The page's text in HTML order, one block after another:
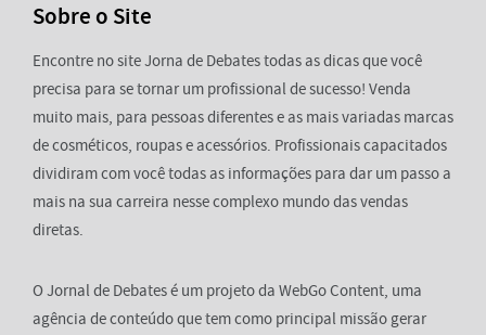
Sobre o Site
Encontre no site Jorna de Debates todas as dicas que você
precisa para se tornar um profissional de sucesso! Venda
muito mais, para pessoas diferentes e as mais variadas marcas
de cosméticos, roupas e acessórios. Profissionais capacitados
dividiram com você todas as informações para dar um passo a
mais na sua carreira nesse complexo mundo das vendas
diretas.
O Jornal de Debates é um projeto da WebGo Content, uma
agência de conteúdo que tem como principal missão gerar